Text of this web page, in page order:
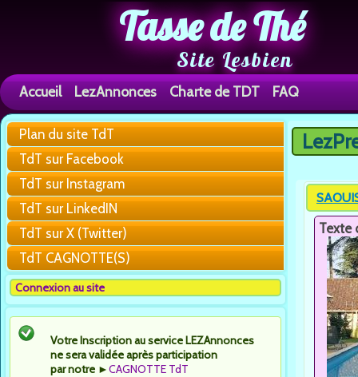
Tasse de Thé
Site Lesbien
Accueil LezAnnonces Charte de TDT FAQ
Plan du site TdT
TdT sur Facebook
TdT sur Instagram
TdT sur LinkedIN
TdT sur X (Twitter)
TdT CAGNOTTE(S)
Connexion au site
Votre Inscription au service LEZAnnonces
ne sera validée après participation
par notre ►CAGNOTTE TdT
Vous
Texte